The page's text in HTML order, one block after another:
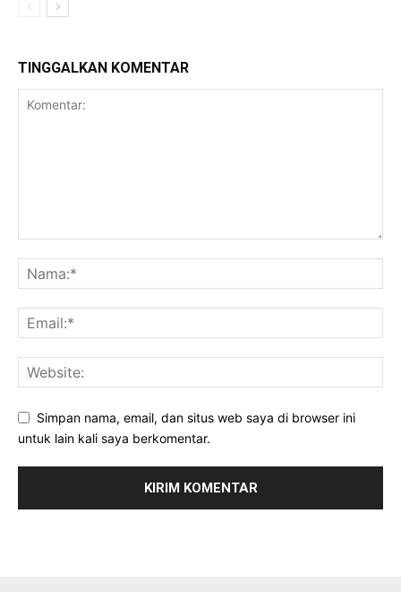
TINGGALKAN KOMENTAR
Simpan nama, email, dan situs web saya di browser ini
untuk lain kali saya berkomentar.